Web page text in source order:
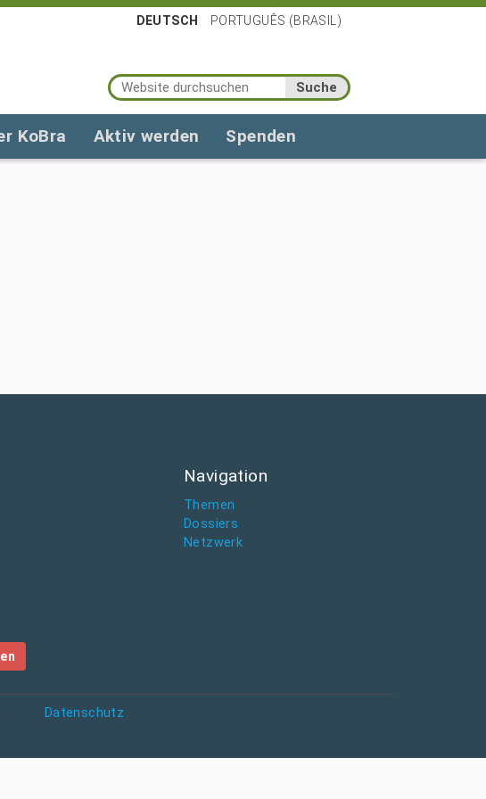
Website durchsuchen
Erweiterte Suche…
DEUTSCH PORTUGUÊS (BRASIL)
KoBra Aktiv werden Spenden
Navigation
Themen
Dossiers
Netzwerk
Datenschutz